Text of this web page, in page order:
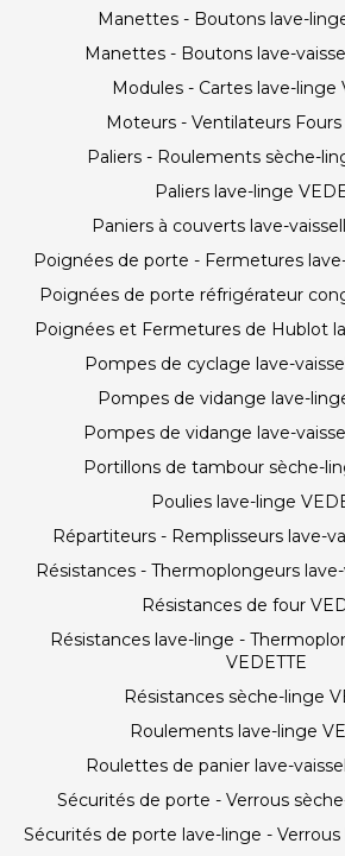
Manettes - Boutons lave-
Manettes - Boutons lave-
Modules - Cartes lave-linge
Moteurs - Ventilateurs Fours
Paliers - Roulements sèche-
Paliers lave-linge
Paniers à couverts lave-
Poignées de porte - Fermetures
Poignées de porte réfrigérateur
Poignées et Fermetures de Hublot
Pompes de cyclage lave-
Pompes de vidange lave-
Pompes de vidange lave-
Portillons de tambour sèche-
Poulies lave-linge
Répartiteurs - Remplisseurs lave-
Résistances - Thermoplongeurs
Résistances de four
Résistances lave-linge -
VEDETTE
Résistances sèche-linge
Roulements lave-linge
Roulettes de panier lave-
Sécurités de porte - Verrous
Sécurités de porte lave-linge - Verrous